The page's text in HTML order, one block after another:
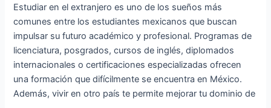
Estudiar en el extranjero es uno de los sueños más
comunes entre los estudiantes mexicanos que buscan
impulsar su futuro académico y profesional. Programas de
licenciatura, posgrados, cursos de inglés, diplomados
internacionales o certificaciones especializadas ofrecen
una formación que difícilmente se encuentra en México.
Además, vivir en otro país te permite mejorar tu dominio de